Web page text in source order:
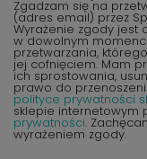
Zgadzam się na
(adres email) przez
Wyrażenie zgody jest
w dowolnym
przetwarzania,
jej cofnięciem. Mam
ich sprostowania,
prawo do
polityce prywatności
sklepie internetowym
prywatności.
wyrażeniem zgody.